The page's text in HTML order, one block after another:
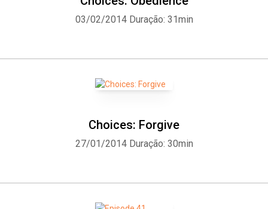
03/02/2014 Duração: 31min
Choices: Forgive
27/01/2014 Duração: 30min